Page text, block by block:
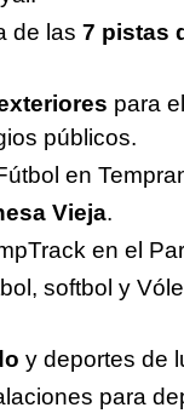
de las 7 pistas
para
públicos.
en
Vieja.
en el
softbol y
y deportes de
para